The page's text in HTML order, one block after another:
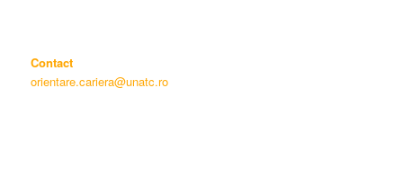
Contact
orientare.cariera@unatc.ro